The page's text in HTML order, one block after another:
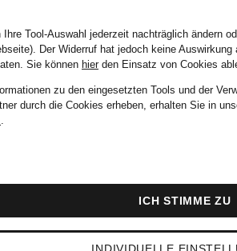
Ihre Tool-Auswahl jederzeit nachträglich ändern
Der Widerruf hat jedoch keine Auswirkung
Sie können hierden Einsatz von Cookies
zu den eingesetzten Tools und der
durch die Cookies erheben, erhalten Sie in
.
ICH STIMME ZU